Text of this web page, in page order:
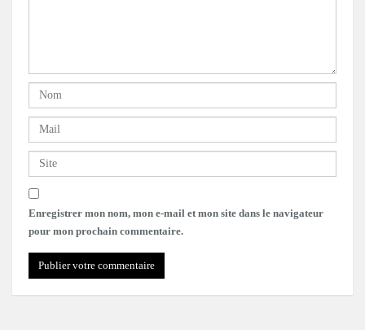
Enregistrer mon nom, mon e-mail et mon site dans le navigateur
pour mon prochain commentaire.